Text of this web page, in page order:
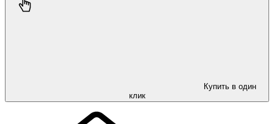
Купить в один
клик